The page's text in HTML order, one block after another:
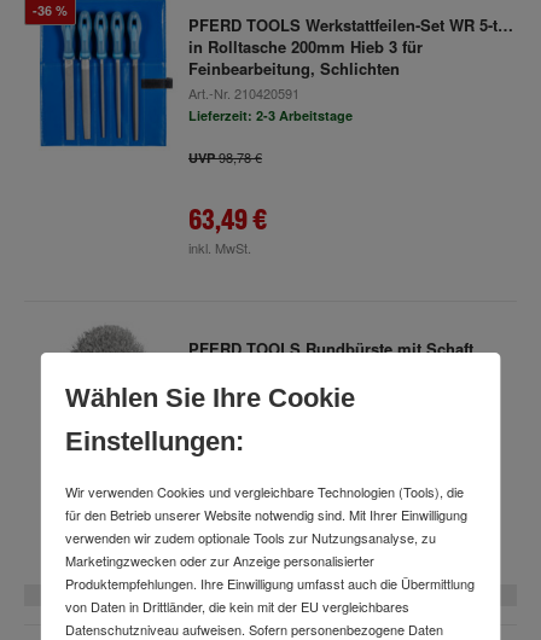
-36 %
PFERD TOOLS Werkstattfeilen-Set WR 5-tlg.
in Rolltasche 200mm Hieb 3 für
Feinbearbeitung, Schlichten
Art.-Nr. 210420591
Lieferzeit: 2-3 Arbeitstage
UVP98,78 €
63,49 €
inkl. MwSt.
PFERD TOOLS Rundbürste mit Schaft,
Art.-Nr.c91518420(4 Varianten verfügbar)
ab16,39 €
inkl. MwSt.
4 Varianten
Wählen Sie Ihre Cookie
Einstellungen:
Wir verwenden Cookies und vergleichbare Technologien (Tools), die
für den Betrieb unserer Website notwendig sind. Mit Ihrer Einwilligung
verwenden wir zudem optionale Tools zur Nutzungsanalyse, zu
Marketingzwecken oder zur Anzeige personalisierter
Produktempfehlungen. Ihre Einwilligung umfasst auch die Übermittlung
von Daten in Drittländer, die kein mit der EU vergleichbares
Datenschutzniveau aufweisen. Sofern personenbezogene Daten